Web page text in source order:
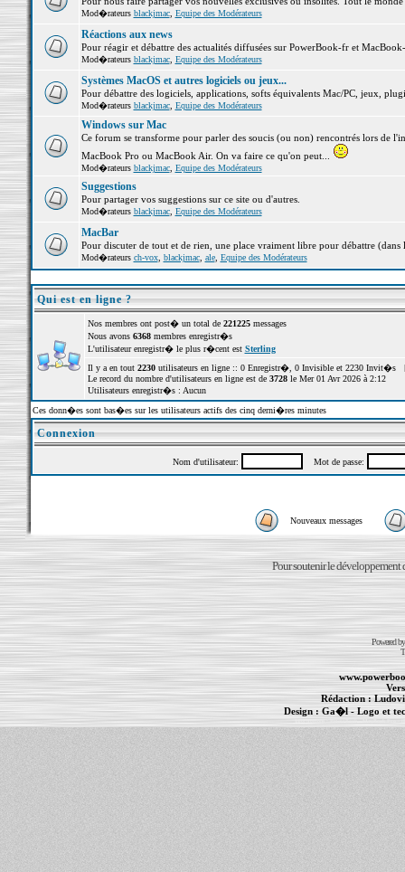
Mod�rateurs blackjmac, Equipe des Modérateurs
Réactions aux news
Pour réagir et débattre des actualités diffusées sur PowerBook-fr et
Mod�rateurs blackjmac, Equipe des Modérateurs
Systèmes MacOS et autres logiciels ou jeux...
Pour débattre des logiciels, applications, softs équivalents Mac/PC, jeux,
Mod�rateurs blackjmac, Equipe des Modérateurs
Windows sur Mac
Ce forum se transforme pour parler des soucis (ou non) rencontrés lors de
MacBook Pro ou MacBook Air. On va faire ce qu'on peut...
Mod�rateurs blackjmac, Equipe des Modérateurs
Suggestions
Pour partager vos suggestions sur ce site ou d'autres.
Mod�rateurs blackjmac, Equipe des Modérateurs
MacBar
Pour discuter de tout et de rien, une place vraiment libre pour débattre (dans
Mod�rateurs ch-vox, blackjmac, ale, Equipe des Modérateurs
Qui est en ligne ?
Nos membres ont post� un total de 221225messages
Nous avons 6368membres enregistr�s
L'utilisateur enregistr� le plus r�cent est Sterling
Il y a en tout 2230utilisateurs en ligne :: 0 Enregistr�, 0 Invisible et 2230 Invit�s
Le record du nombre d'utilisateurs en ligne est de 3728le Mer 01 Avr 2026 à 2:12
Utilisateurs enregistr�s : Aucun
Ces donn�es sont bas�es sur les utilisateurs actifs des cinq derni�res minutes
Connexion
Nom d'utilisateur: Mot de passe:
Nouveaux messages
Pour soutenir le développement
Powered
Rédaction :
Design : Ga�l- Logo et